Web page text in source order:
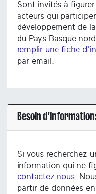
Sont invités à
acteurs qui
développement de
du Pays Basque
remplir une fiche
par email.
Besoin
Si vous recherchez
information qui ne
contactez-nous .
partir de données